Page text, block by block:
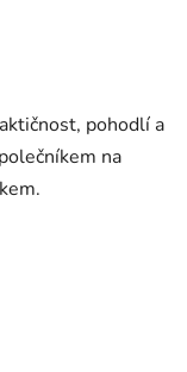
pohodlí a
na